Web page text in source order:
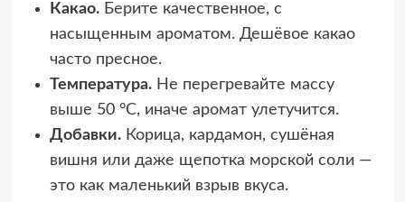
Какао.Берите качественное, с
насыщенным ароматом. Дешёвое какао
часто пресное.
Температура.Не перегревайте массу
выше 50 °C, иначе аромат улетучится.
Добавки.Корица, кардамон, сушёная
вишня или даже щепотка морской соли —
это как маленький взрыв вкуса.